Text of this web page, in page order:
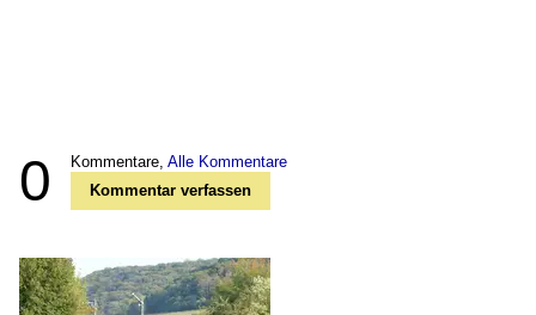
0 Kommentare, Alle Kommentare
Kommentar verfassen